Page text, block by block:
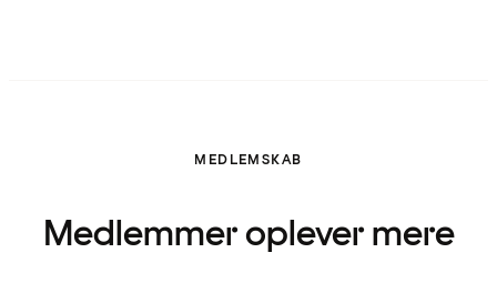
MEDLEMSKAB
Medlemmer oplever mere